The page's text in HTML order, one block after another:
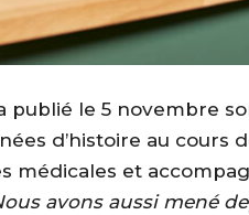
publié le 5 novembre
d’histoire au cours
médicales et
avons aussi mené